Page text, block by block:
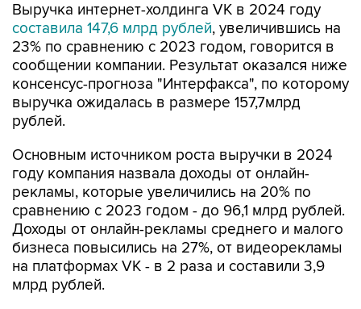
Выручка интернет-холдинга VK в 2024 году
составила 147,6 млрд рублей, увеличившись на
23% по сравнению с 2023 годом, говорится в
сообщении компании. Результат оказался ниже
консенсус-прогноза "Интерфакса", по которому
выручка ожидалась в размере 157,7млрд
рублей.
Основным источником роста выручки в 2024
году компания назвала доходы от онлайн-
рекламы, которые увеличились на 20% по
сравнению с 2023 годом - до 96,1 млрд рублей.
Доходы от онлайн-рекламы среднего и малого
бизнеса повысились на 27%, от видеорекламы
на платформах VK - в 2 раза и составили 3,9
млрд рублей.